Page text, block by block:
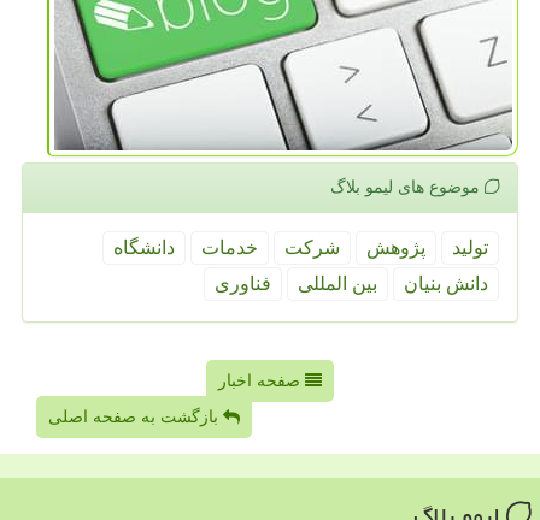
موضوع های لیمو بلاگ
تولید پژوهش شركت خدمات
دانشگاه
دانش بنیان
بین المللی فناوری
صفحه اخبار
بازگشت به صفحه اصلی